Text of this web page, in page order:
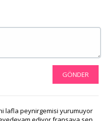
GÖNDER
lafla peynirgemisi yurumuyor